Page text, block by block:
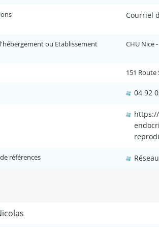
Courriel
ou Etablissement
CHU Nice
151 Route
04 92
références